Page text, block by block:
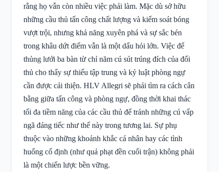
rằng họ vẫn còn nhiều việc phải làm. Mặc dù sở hữu
những cầu thủ tấn công chất lượng và kiểm soát bóng
vượt trội, nhưng khả năng xuyên phá và sự sắc bén
trong khâu dứt điểm vẫn là một dấu hỏi lớn. Việc để
thủng lưới ba bàn từ chỉ năm cú sút trúng đích của đối
thủ cho thấy sự thiếu tập trung và kỷ luật phòng ngự
cần được cải thiện. HLV Allegri sẽ phải tìm ra cách cân
bằng giữa tấn công và phòng ngự, đồng thời khai thác
tối đa tiềm năng của các cầu thủ để tránh những cú vấp
ngã đáng tiếc như thế này trong tương lai. Sự phụ
thuộc vào những khoảnh khắc cá nhân hay các tình
huống cố định (như quả phạt đền cuối trận) không phải
là một chiến lược bền vững.